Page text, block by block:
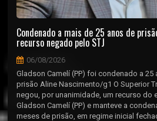
Condenado a mais de 25 anos de
recurso negado pelo STJ
06/08/2026
Gladson Camelí (PP) foi condenado a 25
prisão Aline Nascimento/g1 O Superior
negou, por unanimidade, um recurso do
Gladson Camelí (PP) e manteve a
meses de prisão, em regime inicial